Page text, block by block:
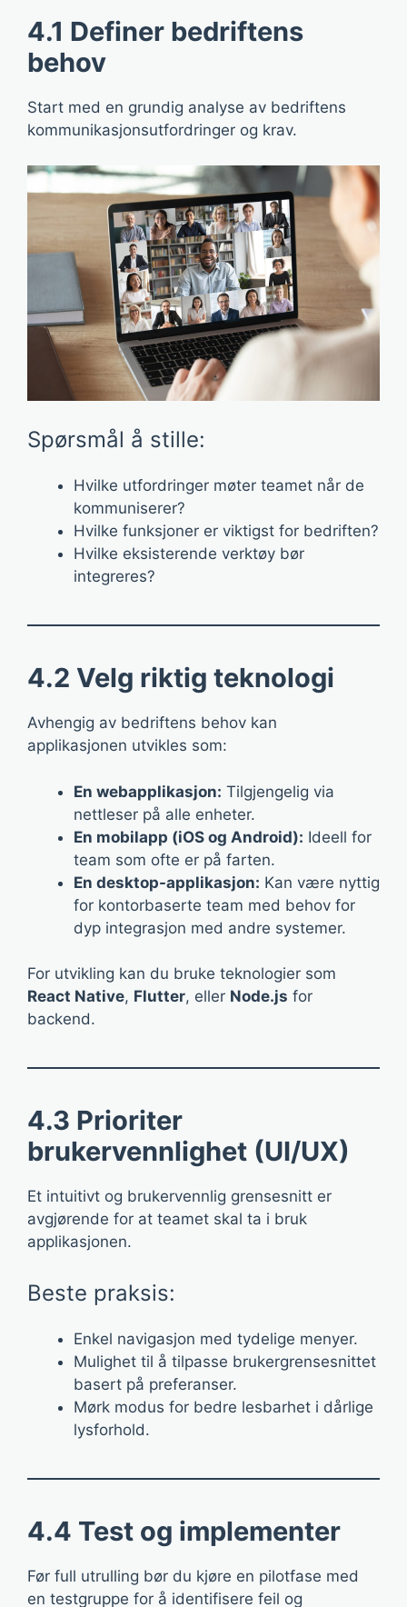
4.1 Definer bedriftens
behov
Start med en grundig analyse av bedriftens
kommunikasjonsutfordringer og krav.
Spørsmål å stille:
Hvilke utfordringer møter teamet når de
kommuniserer?
Hvilke funksjoner er viktigst for bedriften?
Hvilke eksisterende verktøy bør
integreres?
4.2 Velg riktig teknologi
Avhengig av bedriftens behov kan
applikasjonen utvikles som:
En webapplikasjon: Tilgjengelig via
nettleser på alle enheter.
En mobilapp (iOS og Android): Ideell for
team som ofte er på farten.
En desktop-applikasjon: Kan være nyttig
for kontorbaserte team med behov for
dyp integrasjon med andre systemer.
For utvikling kan du bruke teknologier som
React Native, Flutter, eller Node.js for
backend.
4.3 Prioriter
brukervennlighet (UI/UX)
Et intuitivt og brukervennlig grensesnitt er
avgjørende for at teamet skal ta i bruk
applikasjonen.
Beste praksis:
Enkel navigasjon med tydelige menyer.
Mulighet til å tilpasse brukergrensesnittet
basert på preferanser.
Mørk modus for bedre lesbarhet i dårlige
lysforhold.
4.4 Test og implementer
Før full utrulling bør du kjøre en pilotfase med
en testgruppe for å identifisere feil og